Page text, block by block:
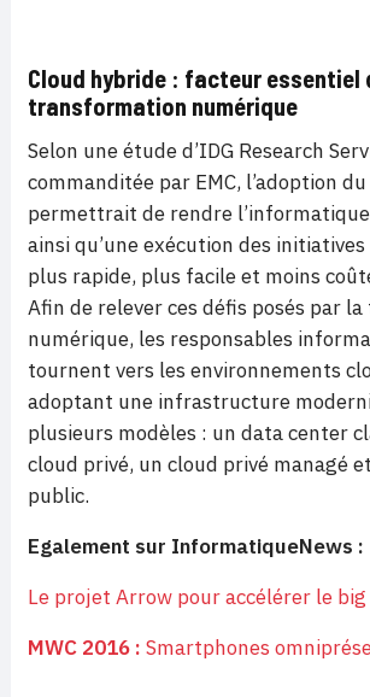
Cloud hybride : facteur essentiel
transformation numérique
Selon une étude d’IDG Research
commanditée par EMC, l’adoption
permettrait de rendre
ainsi qu’une exécution des
plus rapide, plus facile et moins
Afin de relever ces défis posés par
numérique, les responsables
tournent vers les environnements
adoptant une infrastructure
plusieurs modèles : un data center
cloud privé, un cloud privé managé
public.
Egalement sur InformatiqueNews :
Le projet Arrow pour accélérer le
MWC 2016 : Smartphones